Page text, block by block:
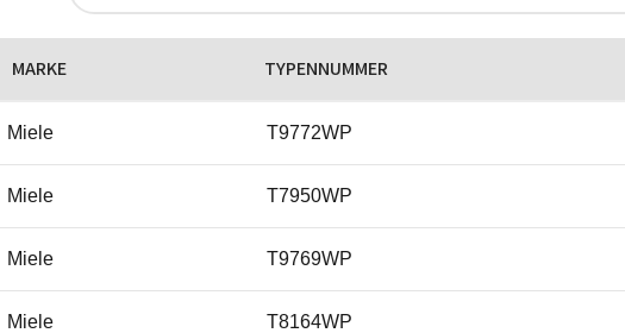
MARKE TYPENNUMMER
Miele T9772WP
Miele T7950WP
Miele T9769WP
Miele T8164WP